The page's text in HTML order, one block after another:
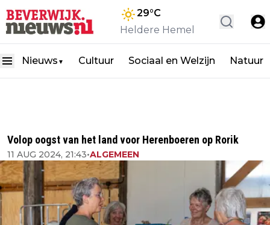
29°C
Heldere Hemel
Nieuws ▼ Cultuur Sociaal en Welzijn Natuur
Volop oogst van het land voor Herenboeren op Rorik
11 AUG 2024, 21:43•ALGEMEEN